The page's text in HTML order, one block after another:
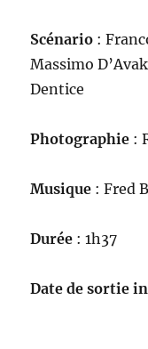
Scénario :
Massimo
Dentice
Photographie :
Musique : Fred
Durée : 1h37
Date de sortie